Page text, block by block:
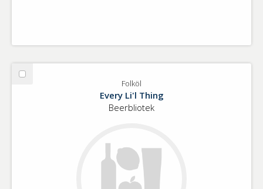
Välj
Folköl
Every Li'l Thing
Beerbliotek